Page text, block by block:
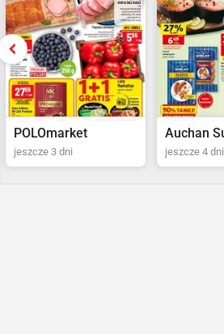
Auchan Supermarket
jeszcze 4 dni
Żabka
jeszcze 3 dni